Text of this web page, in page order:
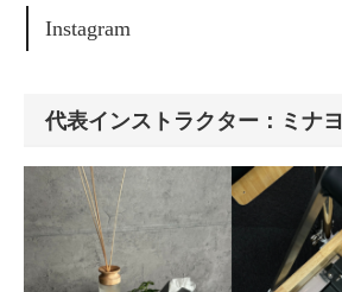
Instagram
代表インストラクター：ミナヨ